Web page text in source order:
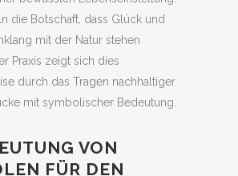
die Botschaft, dass Glück und
mit der Natur stehen
Praxis zeigt sich dies
durch das Tragen nachhaltiger
mit symbolischer Bedeutung.
VON
FÜR DEN